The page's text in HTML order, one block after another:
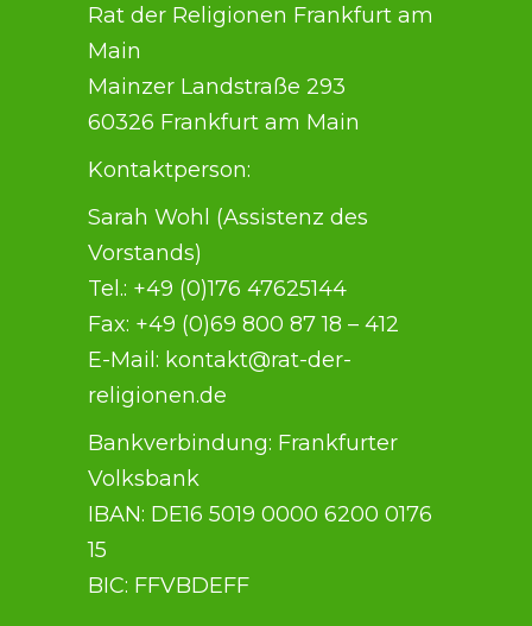
Rat der Religionen Frankfurt am
Main
Mainzer Landstraße 293
60326 Frankfurt am Main
Kontaktperson:
Sarah Wohl (Assistenz des
Vorstands)
Tel.: +49 (0)176 47625144
Fax: +49 (0)69 800 87 18 – 412
E-Mail: kontakt@rat-der-
religionen.de
Bankverbindung: Frankfurter
Volksbank
IBAN: DE16 5019 0000 6200 0176
15
BIC: FFVBDEFF